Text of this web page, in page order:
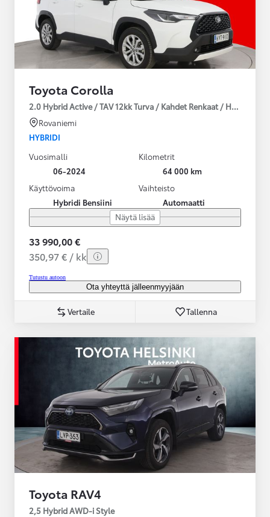
Toyota Corolla
2.0 Hybrid Active / TAV 12kk Turva / Kahdet Renkaat /
Rovaniemi
HYBRIDI
Vuosimalli
06-2024
Kilometrit
64 000 km
Käyttövoima
Hybridi Bensiini
Vaihteisto
Automaatti
Näytä lisää
33 990,00 €
350,97 € / kk
Tutustu autoon
Ota yhteyttä jälleenmyyjään
Vertaile Tallenna
Toyota RAV4
2,5 Hybrid AWD-i Style